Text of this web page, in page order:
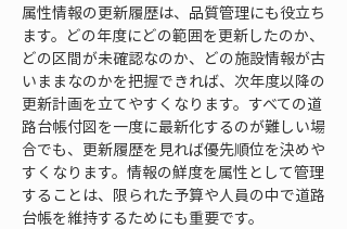
属性情報の更新履歴は、品質管理にも役立ち
ます。どの年度にどの範囲を更新したのか、
どの区間が未確認なのか、どの施設情報が古
いままなのかを把握できれば、次年度以降の
更新計画を立てやすくなります。すべての道
路台帳付図を一度に最新化するのが難しい場
合でも、更新履歴を見れば優先順位を決めや
すくなります。情報の鮮度を属性として管理
することは、限られた予算や人員の中で道路
台帳を維持するためにも重要です。